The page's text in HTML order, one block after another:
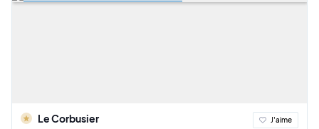
Le Corbusier J'aime